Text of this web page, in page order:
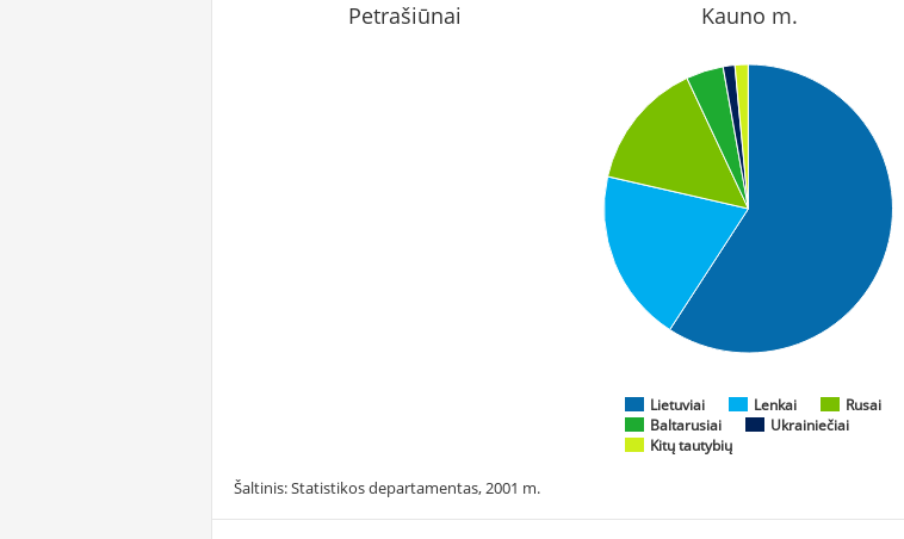
Petrašiūnai Kauno m.
Lietuviai Lenkai
Rusai
Baltarusiai
Ukrainiečiai
Kitų tautybių
Šaltinis: Statistikos departamentas, 2001 m.